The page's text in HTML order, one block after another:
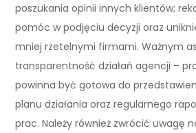
poszukania opinii innych klientów;
pomóc w podjęciu decyzji oraz
mniej rzetelnymi firmami. Ważnym
transparentność działań agencji –
powinna być gotowa do
planu działania oraz regularnego
prac. Należy również zwrócić uwagę